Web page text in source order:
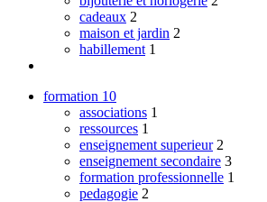
cadeaux 2
maison et jardin 2
habillement 1
formation 10
associations 1
ressources 1
enseignement superieur 2
enseignement secondaire 3
formation professionnelle 1
pedagogie 2